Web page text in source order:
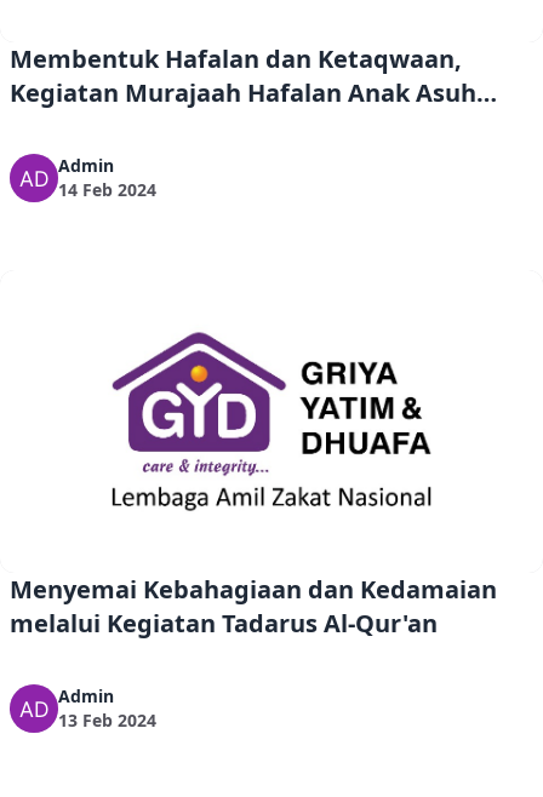
Membentuk Hafalan dan Ketaqwaan,
Kegiatan Murajaah Hafalan Anak Asuh
Admin
14 Feb 2024
Menyemai Kebahagiaan dan Kedamaian
melalui Kegiatan Tadarus Al-Qur'an
Admin
13 Feb 2024